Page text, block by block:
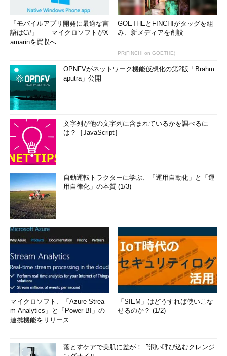
「モバイルアプリ開発に最適な言
語はC#」――マイクロソフトがX
amarinを買収へ
GOETHEとFINCHIがタッグを組
み、新メディアを創設
PR(FINCHI on GOETHE)
OPNFVがネットワーク機能仮想化の第2版「Brahm
aputra」公開
文字列が他の文字列に含まれているかを調べるに
は？［JavaScript］
自動運転トラクターに学ぶ、「運用自動化」と「運
用自律化」の本質 (1/3)
マイクロソフト、「Azure Strea
m Analytics」と「Power BI」の
連携機能をリリース
「SIEM」はどうすれば使いこな
せるのか？ (1/2)
落とすケアで美肌に差が！〝潤い呼び込むクレンジ